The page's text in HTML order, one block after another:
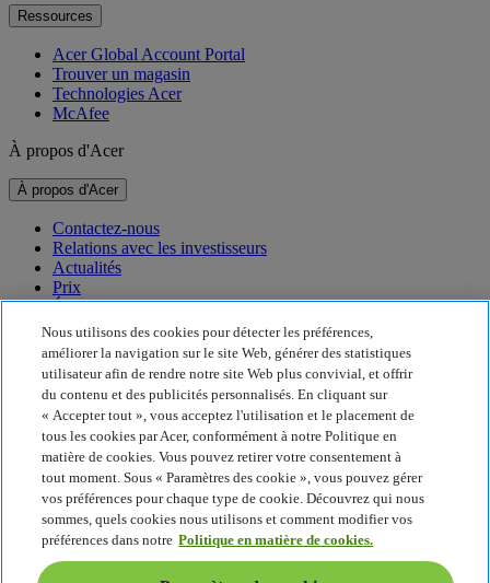
Ressources
Acer Global Account Portal
Trouver un magasin
Technologies Acer
McAfee
À propos d'Acer
À propos d'Acer
Contactez-nous
Relations avec les investisseurs
Actualités
Prix
Événements
Développement durable
Développement durable
Responsabilité sociale de l'entreprise
Empreinte carbone du produit
Project Humanity
Earthion
Politique de confidentialité
Politique en matière de cookies
Mentions légales
Informations légales supplémentaires
Nous utilisons des cookies pour détecter les préférences,
améliorer la navigation sur le site Web, générer des statistiques
utilisateur afin de rendre notre site Web plus convivial, et offrir
du contenu et des publicités personnalisés. En cliquant sur
« Accepter tout », vous acceptez l'utilisation et le placement de
tous les cookies par Acer, conformément à notre Politique en
matière de cookies. Vous pouvez retirer votre consentement à
tout moment. Sous « Paramètres des cookie », vous pouvez gérer
vos préférences pour chaque type de cookie. Découvrez qui nous
sommes, quels cookies nous utilisons et comment modifier vos
préférences dans notre Politique en matière de cookies.